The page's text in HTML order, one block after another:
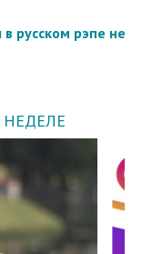
русском рэпе не